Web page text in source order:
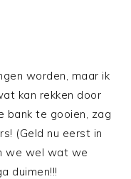
worden, maar ik
kan rekken door
bank te gooien, zag
(Geld nu eerst in
we wel wat we
duimen!!!